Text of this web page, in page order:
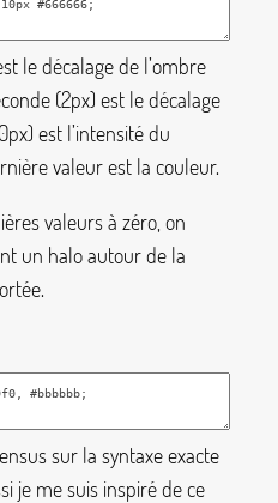
le décalage de l’ombre
(2px) est le décalage
) est l’intensité du
valeur est la couleur.
valeurs à zéro, on
un halo autour de la
sur la syntaxe exacte
je me suis inspiré de ce